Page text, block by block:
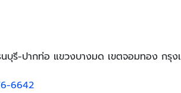
บุรี-ปากท่อ แขวงบางมด เขตจอมทอง กรุง
6642